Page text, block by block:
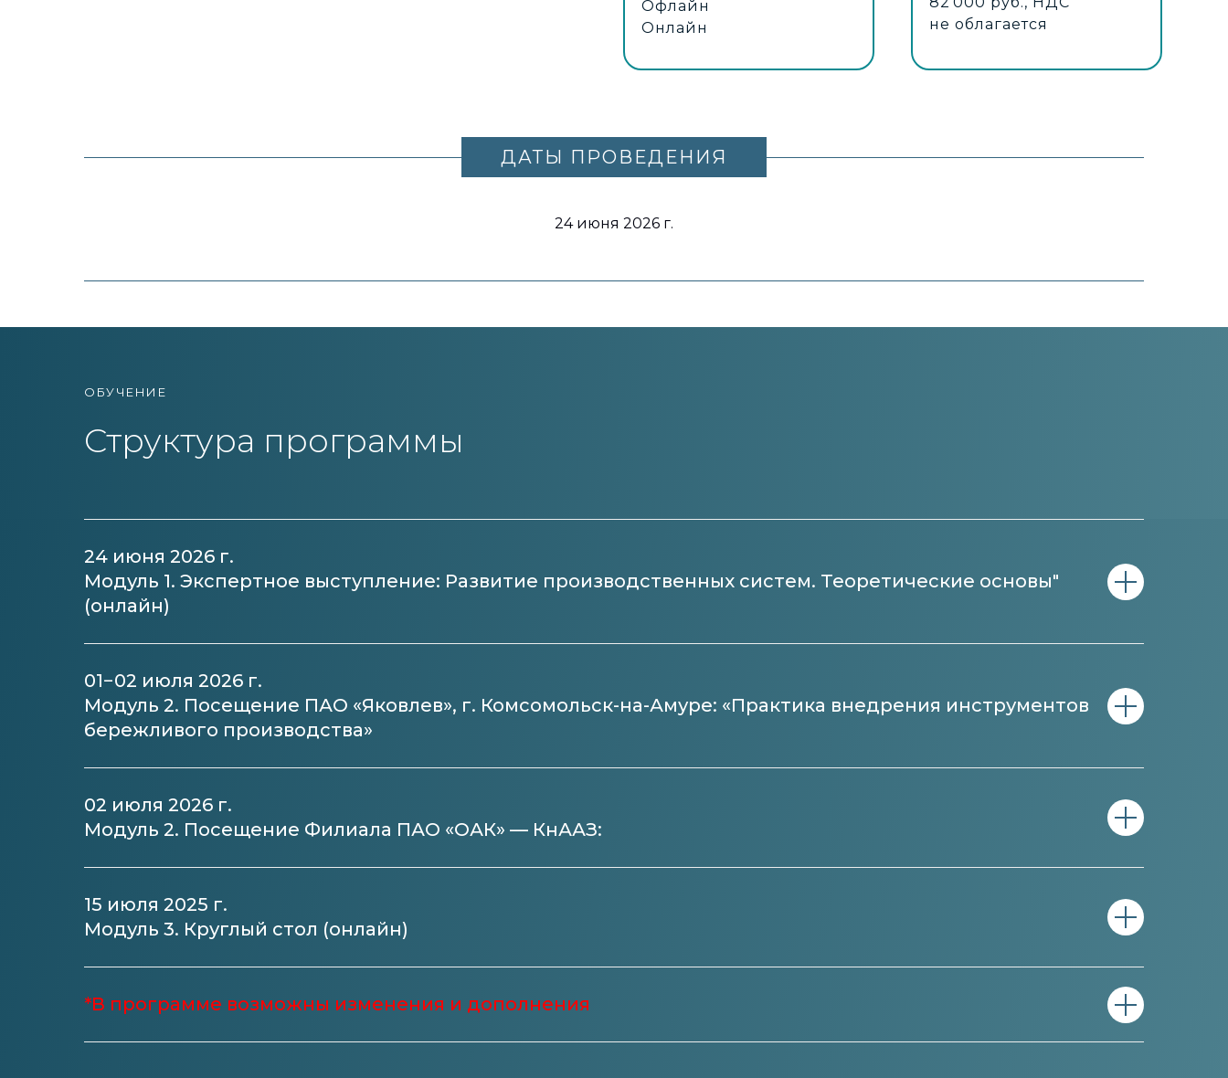
не облагается
Офлайн
Онлайн
ДАТЫ ПРОВЕДЕНИЯ
24 июня 2026 г.
ОБУЧЕНИЕ
Структура программы
24 июня 2026 г.
Модуль 1. Экспертное выступление: Развитие производственных систем. Теоретические основы"
(онлайн)
01−02 июля 2026 г.
Модуль 2. Посещение ПАО «Яковлев», г. Комсомольск-на-Амуре: «Практика внедрения инструментов
бережливого производства»
02 июля 2026 г.
Модуль 2. Посещение Филиала ПАО «ОАК» — КнААЗ:
15 июля 2025 г.
Модуль 3. Круглый стол (онлайн)
*В программе возможны изменения и дополнения